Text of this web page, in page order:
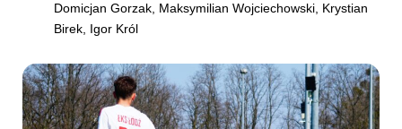
Domicjan Gorzak, Maksymilian Wojciechowski, Krystian
Birek, Igor Król